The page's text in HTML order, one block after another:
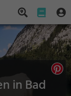
in Bad